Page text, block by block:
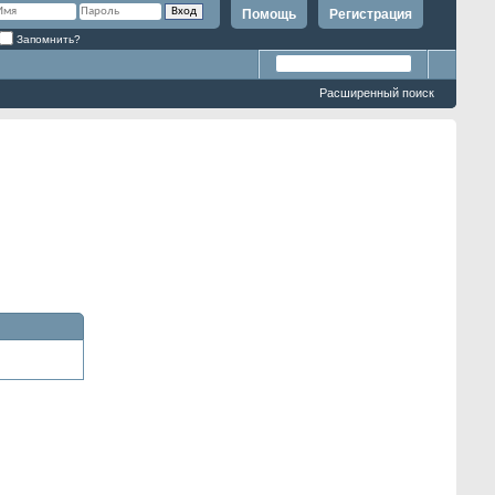
Регистрация
Помощь
Запомнить?
Расширенный поиск